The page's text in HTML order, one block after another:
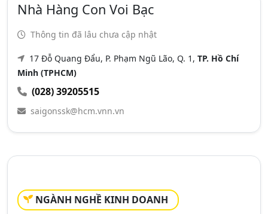
Nhà Hàng Con Voi Bạc
Thông tin đã lâu chưa cập nhật
17 Đỗ Quang Đẩu, P. Phạm Ngũ Lão, Q. 1, TP. Hồ Chí
Minh (TPHCM)
(028) 39205515
saigonssk@hcm.vnn.vn
NGÀNH NGHỀ KINH DOANH